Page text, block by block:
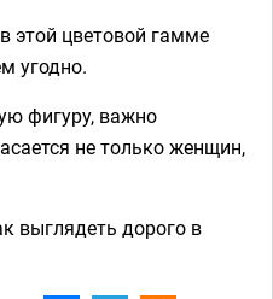
этой цветовой гамме
угодно.
фигуру, важно
не только женщин,
выглядеть дорого в